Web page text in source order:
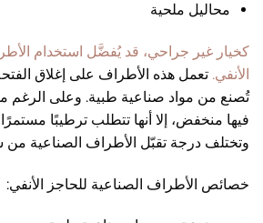
محاليل ملحية
كخيار غير جراحي، قد يُفضَّل استخدام
الأنفي. تعمل هذه الأطراف على إغلاق الفتحة
تُصنع من مواد صناعية طبية. وعلى الرغم
فيها منخفض، إلا أنها تتطلب ترطيبًا مستمرًا
وتختلف درجة تقبّل الأطراف الصناعية
خصائص الأطراف الصناعية للحاجز الأنفي: